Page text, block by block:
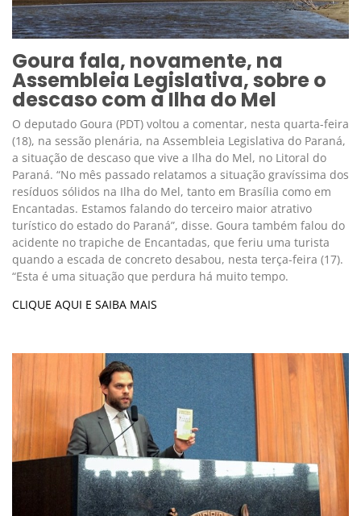
Goura fala, novamente, na
Assembleia Legislativa, sobre o
descaso com a Ilha do Mel
O deputado Goura (PDT) voltou a comentar, nesta quarta-feira
(18), na sessão plenária, na Assembleia Legislativa do Paraná,
a situação de descaso que vive a Ilha do Mel, no Litoral do
Paraná. “No mês passado relatamos a situação gravíssima dos
resíduos sólidos na Ilha do Mel, tanto em Brasília como em
Encantadas. Estamos falando do terceiro maior atrativo
turístico do estado do Paraná”, disse. Goura também falou do
acidente no trapiche de Encantadas, que feriu uma turista
quando a escada de concreto desabou, nesta terça-feira (17).
“Esta é uma situação que perdura há muito tempo.
CLIQUE AQUI E SAIBA MAIS